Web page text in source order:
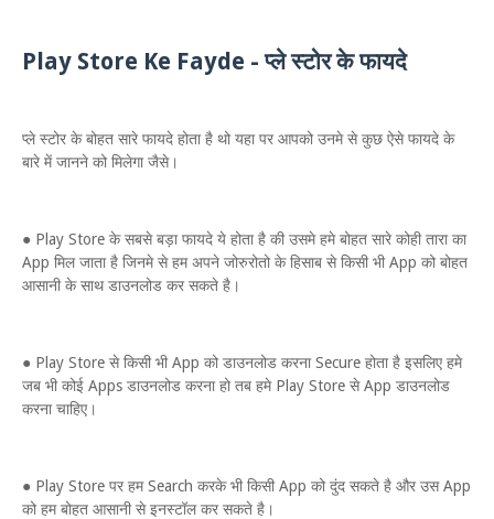
Play Store Ke Fayde - प्ले स्टोर के फायदे
प्ले स्टोर के बोहत सारे फायदे होता है थो यहा पर आपको उनमे से कुछ ऐसे फायदे के
बारे में जानने को मिलेगा जैसे।
● Play Store के सबसे बड़ा फायदे ये होता है की उसमे हमे बोहत सारे कोही तारा का
App मिल जाता है जिनमे से हम अपने जोरुरोतो के हिसाब से किसी भी App को बोहत
आसानी के साथ डाउनलोड कर सकते है।
● Play Store से किसी भी App को डाउनलोड करना Secure होता है इसलिए हमे
जब भी कोई Apps डाउनलोड करना हो तब हमे Play Store से App डाउनलोड
करना चाहिए।
● Play Store पर हम Search करके भी किसी App को दुंद सकते है और उस App
को हम बोहत आसानी से इनस्टॉल कर सकते है।